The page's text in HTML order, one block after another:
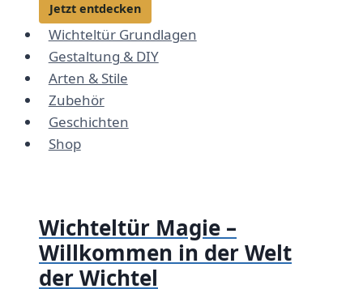
Jetzt entdecken
Wichteltür Grundlagen
Gestaltung & DIY
Arten & Stile
Zubehör
Geschichten
Shop
Wichteltür Magie –
Willkommen in der Welt
der Wichtel